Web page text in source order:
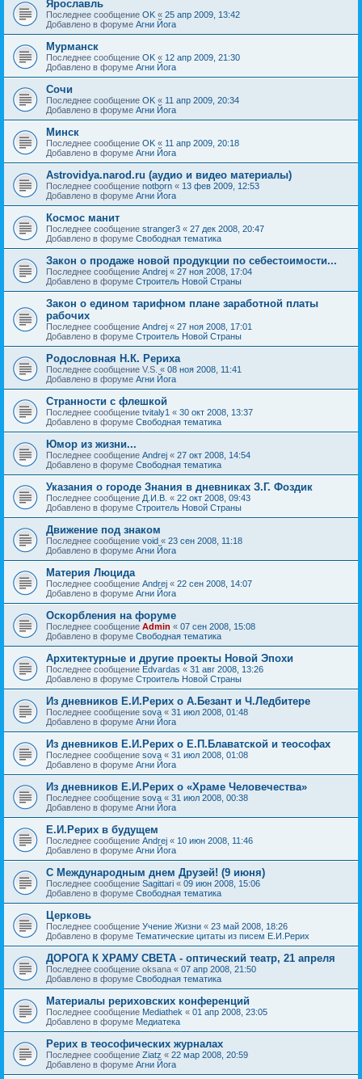
Ярославль
Последнее сообщение OK « 25 апр 2009, 13:42
Добавлено в форуме Агни Йога
Мурманск
Последнее сообщение OK « 12 апр 2009, 21:30
Добавлено в форуме Агни Йога
Сочи
Последнее сообщение OK « 11 апр 2009, 20:34
Добавлено в форуме Агни Йога
Минск
Последнее сообщение OK « 11 апр 2009, 20:18
Добавлено в форуме Агни Йога
Astrovidya.narod.ru (аудио и видео материалы)
Последнее сообщение notborn « 13 фев 2009, 12:53
Добавлено в форуме Агни Йога
Космос манит
Последнее сообщение stranger3 « 27 дек 2008, 20:47
Добавлено в форуме Свободная тематика
Закон о продаже новой продукции по себестоимости...
Последнее сообщение Andrej « 27 ноя 2008, 17:04
Добавлено в форуме Строитель Новой Страны
Закон о едином тарифном плане заработной платы
рабочих
Последнее сообщение Andrej « 27 ноя 2008, 17:01
Добавлено в форуме Строитель Новой Страны
Родословная Н.К. Рериха
Последнее сообщение V.S. « 08 ноя 2008, 11:41
Добавлено в форуме Агни Йога
Странности с флешкой
Последнее сообщение tvitaly1 « 30 окт 2008, 13:37
Добавлено в форуме Свободная тематика
Юмор из жизни...
Последнее сообщение Andrej « 27 окт 2008, 14:54
Добавлено в форуме Свободная тематика
Указания о городе Знания в дневниках З.Г. Фоздик
Последнее сообщение Д.И.В. « 22 окт 2008, 09:43
Добавлено в форуме Строитель Новой Страны
Движение под знаком
Последнее сообщение void « 23 сен 2008, 11:18
Добавлено в форуме Агни Йога
Материя Люцида
Последнее сообщение Andrej « 22 сен 2008, 14:07
Добавлено в форуме Агни Йога
Оскорбления на форуме
Последнее сообщение Admin « 07 сен 2008, 15:08
Добавлено в форуме Свободная тематика
Архитектурные и другие проекты Новой Эпохи
Последнее сообщение Edvardas « 31 авг 2008, 13:26
Добавлено в форуме Строитель Новой Страны
Из дневников Е.И.Рерих о А.Безант и Ч.Ледбитере
Последнее сообщение sova « 31 июл 2008, 01:48
Добавлено в форуме Агни Йога
Из дневников Е.И.Рерих о Е.П.Блаватской и теософах
Последнее сообщение sova « 31 июл 2008, 01:08
Добавлено в форуме Агни Йога
Из дневников Е.И.Рерих о «Храме Человечества»
Последнее сообщение sova « 31 июл 2008, 00:38
Добавлено в форуме Агни Йога
Е.И.Рерих в будущем
Последнее сообщение Andrej « 10 июн 2008, 11:46
Добавлено в форуме Агни Йога
С Международным днем Друзей! (9 июня)
Последнее сообщение Sagittari « 09 июн 2008, 15:06
Добавлено в форуме Свободная тематика
Церковь
Последнее сообщение Учение Жизни « 23 май 2008, 18:26
Добавлено в форуме Тематические цитаты из писем Е.И.Рерих
ДОРОГА К ХРАМУ СВЕТА - оптический театр, 21 апреля
Последнее сообщение oksana « 07 апр 2008, 21:50
Добавлено в форуме Свободная тематика
Материалы рериховских конференций
Последнее сообщение Mediathek « 01 апр 2008, 23:05
Добавлено в форуме Медиатека
Рерих в теософических журналах
Последнее сообщение Ziatz « 22 мар 2008, 20:59
Добавлено в форуме Агни Йога